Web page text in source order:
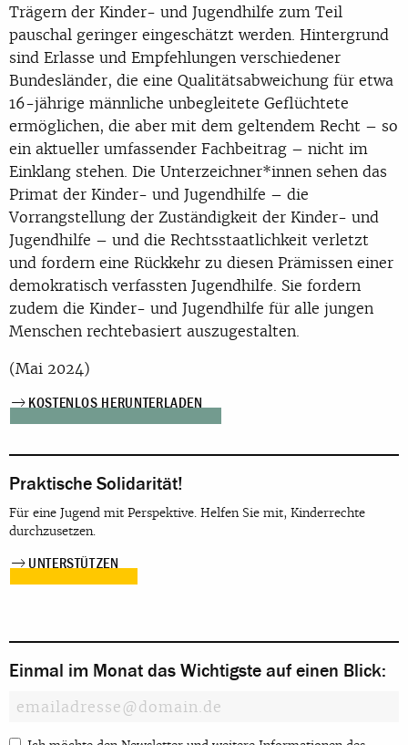
Trägern der Kinder- und Jugendhilfe zum Teil
pauschal geringer eingeschätzt werden. Hintergrund
sind Erlasse und Empfehlungen verschiedener
Bundesländer, die eine Qualitätsabweichung für etwa
16-jährige männliche unbegleitete Geflüchtete
ermöglichen, die aber mit dem geltendem Recht – so
ein aktueller umfassender Fachbeitrag – nicht im
Einklang stehen. Die Unterzeichner*innen sehen das
Primat der Kinder- und Jugendhilfe – die
Vorrangstellung der Zuständigkeit der Kinder- und
Jugendhilfe – und die Rechtsstaatlichkeit verletzt
und fordern eine Rückkehr zu diesen Prämissen einer
demokratisch verfassten Jugendhilfe. Sie fordern
zudem die Kinder- und Jugendhilfe für alle jungen
Menschen rechtebasiert auszugestalten.
(Mai 2024)
KOSTENLOS HERUNTERLADEN
Praktische Solidarität!
Für eine Jugend mit Perspektive. Helfen Sie mit, Kinderrechte
durchzusetzen.
UNTERSTÜTZEN
Einmal im Monat das Wichtigste auf einen Blick: